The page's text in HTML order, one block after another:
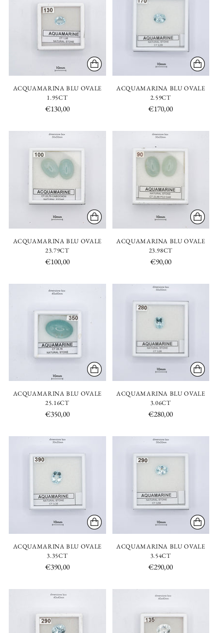
ACQUAMARINA BLU OVALE
1.95CT
€130,00
ACQUAMARINA BLU OVALE
2.59CT
€170,00
ACQUAMARINA BLU OVALE
23.79CT
€100,00
ACQUAMARINA BLU OVALE
23.98CT
€90,00
ACQUAMARINA BLU OVALE
25.16CT
€350,00
ACQUAMARINA BLU OVALE
3.06CT
€280,00
ACQUAMARINA BLU OVALE
3.35CT
€390,00
ACQUAMARINA BLU OVALE
3.54CT
€290,00